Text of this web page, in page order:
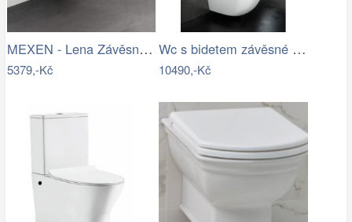
MEXEN - Lena Závěsná WC mísa včetně…
5379,-Kč
Wc s bidetem závěsné Vitra Shift 7748…
10490,-Kč